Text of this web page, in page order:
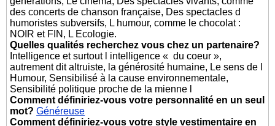
des concerts de chanson française, Des spectacles d
humoristes subversifs, L humour, comme le chocolat :
NOIR et FIN, L Ecologie.
Quelles qualités recherchez vous chez un partenaire?
Intelligence et surtout l intelligence « du coeur »,
autrement dit altruiste, la générosité humaine, Le sens de l
Humour, Sensibilisé à la cause environnementale,
Sensibilité politique proche de la mienne l
Comment définiriez-vous votre personnalité en un seul
mot? Généreuse
Comment définiriez-vous votre style vestimentaire en